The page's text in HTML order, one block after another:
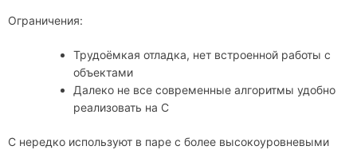
Ограничения:
Трудоёмкая отладка, нет встроенной работы с
объектами
Далеко не все современные алгоритмы удобно
реализовать на C
C нередко используют в паре с более высокоуровневыми